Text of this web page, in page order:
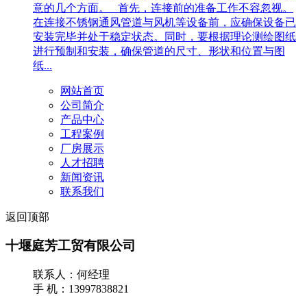
意的几个方面。 首先，连接前的准备工作不容忽视。
在连接不锈钢通风管道与风机等设备前，应确保设备已
安装完毕并处于稳定状态。同时，要根据理论测绘图纸
进行预制和安装，确保管道的尺寸、形状和位置与图
纸...
网站首页
公司简介
产品中心
工程案例
厂房展示
人才招聘
新闻资讯
联系我们
返回顶部
十堰庭芳工贸有限公司
联系人：何经理
手 机：13997838821